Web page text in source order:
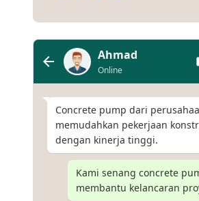
Ahmad
Online
Concrete pump dari
memudahkan pekerjaan
dengan kinerja tinggi.
Kami senang concrete
membantu kelancaran